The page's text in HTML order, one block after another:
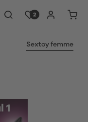
2
Sextoy femme